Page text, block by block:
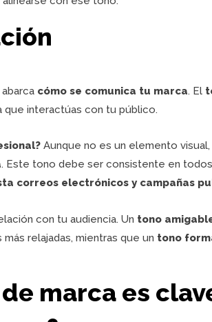
cómo se comunica tu marca. El
que interactúas con tu público.
Aunque no es un elemento visual,
. Este tono debe ser consistente en
correos electrónicos y campañas
con tu audiencia. Un tono
relajadas, mientras que un tono
marca es